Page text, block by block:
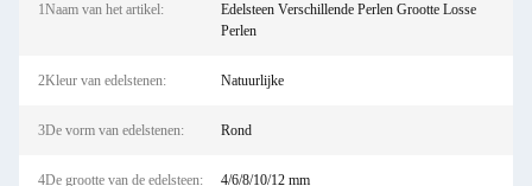
1Naam van het artikel:
Edelsteen Verschillende Perlen Grootte Losse
Perlen
2Kleur van edelstenen: Natuurlijke
3De vorm van edelstenen: Rond
4De grootte van de edelsteen: 4/6/8/10/12 mm